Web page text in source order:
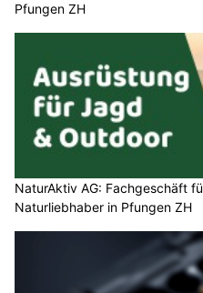
Pfungen ZH
NaturAktiv AG: Fachgeschäft
Naturliebhaber in Pfungen ZH